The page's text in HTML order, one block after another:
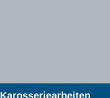
Karosseriearbeiten